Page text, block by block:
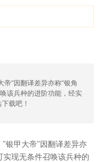
帝"因翻译差异亦称"银角
该兵种的进阶功能，经实
载吧！
"银甲大帝"因翻译差异亦
现无条件召唤该兵种的